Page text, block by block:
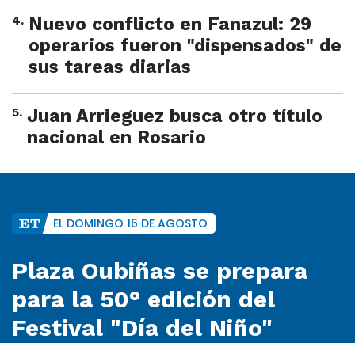
4. Nuevo conflicto en Fanazul: 29
operarios fueron "dispensados" de
sus tareas diarias
5. Juan Arrieguez busca otro título
nacional en Rosario
EL DOMINGO 16 DE AGOSTO
Plaza Oubiñas se prepara
para la 50° edición del
Festival "Día del Niño"